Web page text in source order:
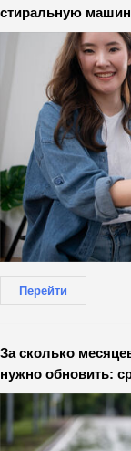
стиральную
Перейти
За сколько
нужно обновить: